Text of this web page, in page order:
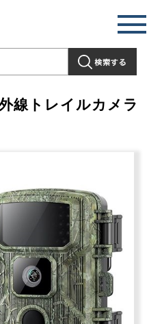
線トレイルカメラ